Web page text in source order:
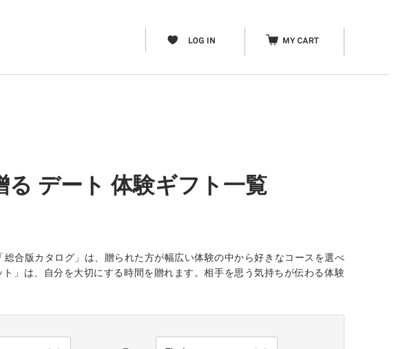
る デート 体験ギフト一覧
合版カタログ」は、贈られた方が幅広い体験の中から好きなコースを選べ
」は、自分を大切にする時間を贈れます。相手を思う気持ちが伝わる体験